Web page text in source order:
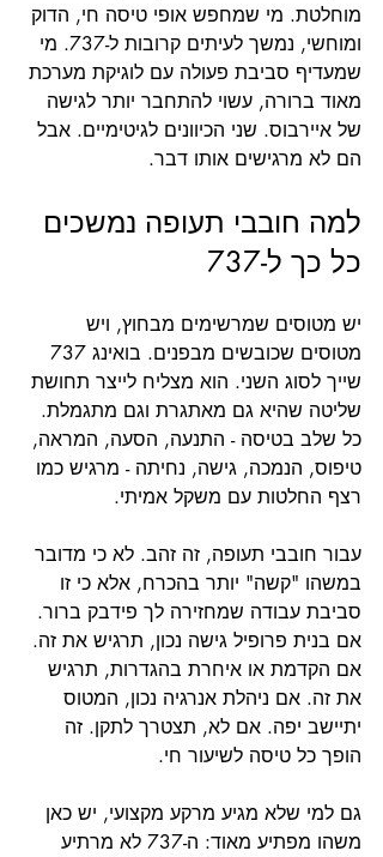
מוחלטת. מי שמחפש אופי טיסה חי, הדוק
ומוחשי, נמשך לעיתים קרובות ל-737. מי
שמעדיף סביבת פעולה עם לוגיקת מערכת
מאוד ברורה, עשוי להתחבר יותר לגישה
של איירבוס. שני הכיוונים לגיטימיים. אבל
הם לא מרגישים אותו דבר.
למה חובבי תעופה נמשכים
כל כך ל-737
יש מטוסים שמרשימים מבחוץ, ויש
שייך לסוג השני. הוא מצליח לייצר תחושת
שליטה שהיא גם מאתגרת וגם מתגמלת.
כל שלב בטיסה - התנעה, הסעה, המראה,
טיפוס, הנמכה, גישה, נחיתה - מרגיש כמו
רצף החלטות עם משקל אמיתי.
עבור חובבי תעופה, זה זהב. לא כי מדובר
במשהו "קשה" יותר בהכרח, אלא כי זו
סביבת עבודה שמחזירה לך פידבק ברור.
אם בנית פרופיל גישה נכון, תרגיש את זה.
אם הקדמת או איחרת בהגדרות, תרגיש
את זה. אם ניהלת אנרגיה נכון, המטוס
יתיישב יפה. אם לא, תצטרך לתקן. זה
הופך כל טיסה לשיעור חי.
גם למי שלא מגיע מרקע מקצועי, יש כאן
משהו מפתיע מאוד: ה-737 לא מרתיע